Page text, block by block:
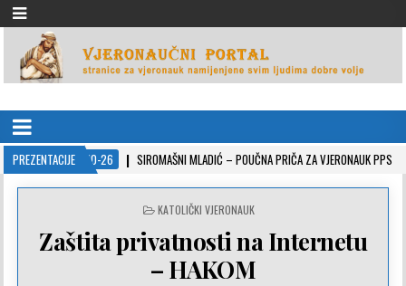
VJERONAUČNI PORTAL
PREZENTACIJE
2022-10-26 SIROMAŠNI MLADIĆ – POUČNA PRIČA ZA VJERONAUK PPS
POSTED
KATOLIČKI VJERONAUK
Zaštita privatnosti na Internetu
– HAKOM